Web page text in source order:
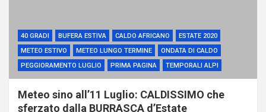
40 GRADI BUFERA ESTIVA CALDO AFRICANO
ESTATE 2020
METEO ESTIVO
METEO LUNGO TERMINE
ONDATA DI CALDO
PEGGIORAMENTO LUGLIO
PRIMA PAGINA TEMPORALI ALPI
Meteo sino all’11 Luglio: CALDISSIMO che
sferzato dalla BURRASCA d’Estate